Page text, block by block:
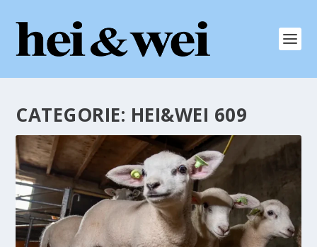
CATEGORIE: HEI&WEI 609